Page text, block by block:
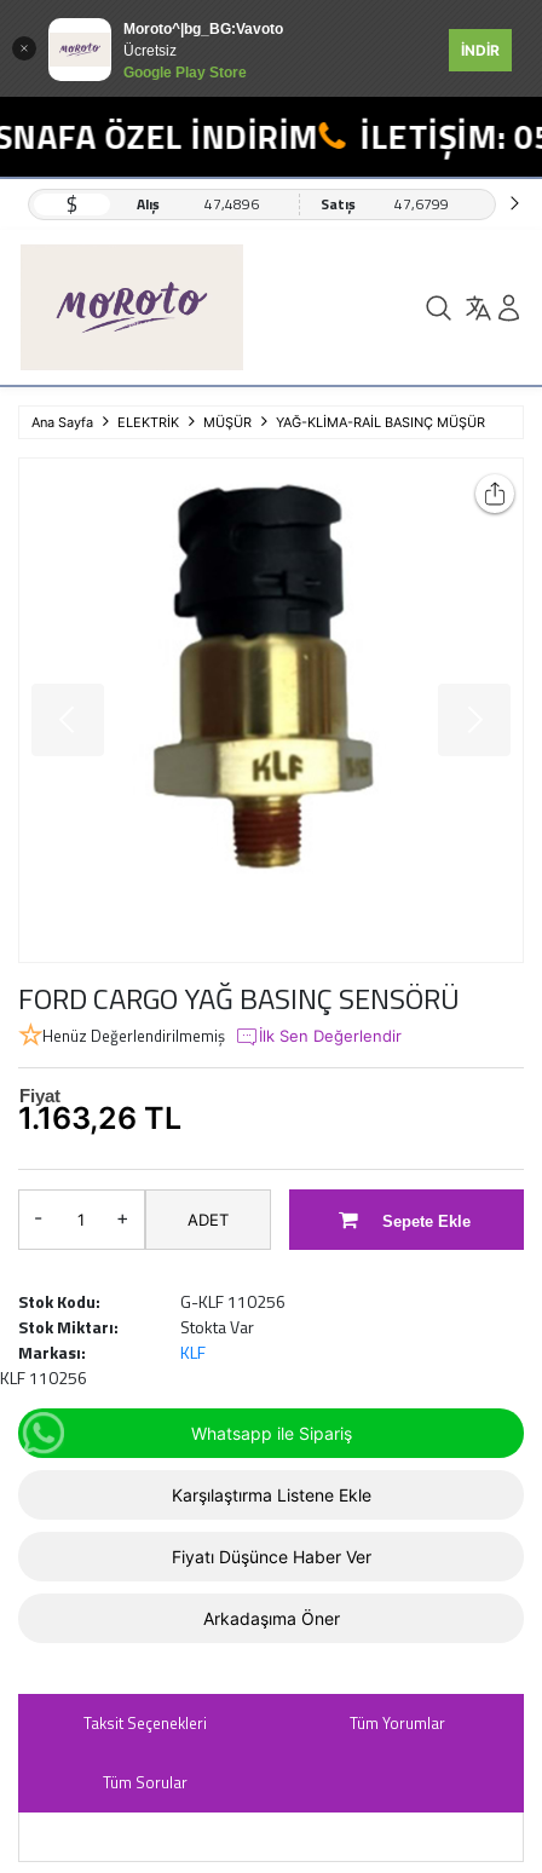
Moroto^|bg_BG:Vavoto
Ücretsiz
Google Play Store
İNDİR
ÖZEL İNDİRİM İLETİŞİM:
$ Alış 47,4896 Satış 47,6799
Ana Sayfa ELEKTRİK MÜŞÜR YAĞ-KLİMA-RAİL BASINÇ MÜŞÜR
FORD CARGO YAĞ BASINÇ SENSÖRÜ
Henüz Değerlendirilmemiş İlk Sen Değerlendir
Fiyat
1.163,26 TL
- + ADET Sepete Ekle
Stok Kodu:
G-KLF 110256
Stok Miktarı:
Stokta Var
Markası:
KLF
KLF 110256
Whatsapp ile Sipariş
Karşılaştırma Listene Ekle
Fiyatı Düşünce Haber Ver
Arkadaşıma Öner
Taksit Seçenekleri Tüm Yorumlar
Tüm Sorular